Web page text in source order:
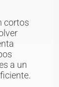
cortos
a un